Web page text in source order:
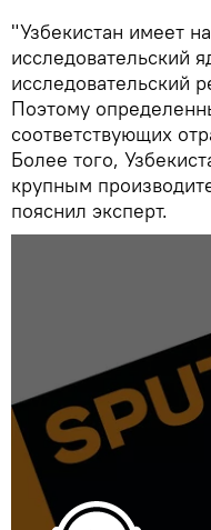
"Узбекистан имеет
исследовательский
исследовательский
Поэтому
соответствующих
Более того,
крупным
пояснил эксперт.